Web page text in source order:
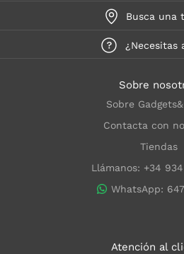
Busca una
¿Necesitas
Sobre
Sobre
Contacta con
Tiendas
Llámanos: +34
WhatsApp:
Atención al